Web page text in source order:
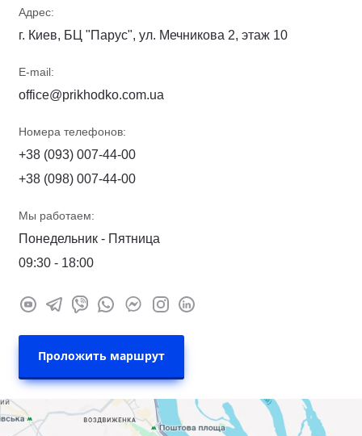
Адрес:
г. Киев, БЦ "Парус", ул. Мечникова 2, этаж 10
E-mail:
office@prikhodko.com.ua
Номера телефонов:
+38 (093) 007-44-00
+38 (098) 007-44-00
Мы работаем:
Понедельник - Пятница
09:30 - 18:00
Проложить маршрут